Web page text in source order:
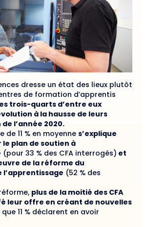
dresse un état des lieux plutôt
de formation d’apprentis
trois-quarts d’entre eux
à la hausse de leurs
l’année 2020.
11 % en moyenne s’explique
plan de soutien à
(pour 33 % des CFA interrogés) et
de la réforme du
(52 % des
plus de la moitié des CFA
leur offre en créant de nouvelles
11 % déclarent en avoir